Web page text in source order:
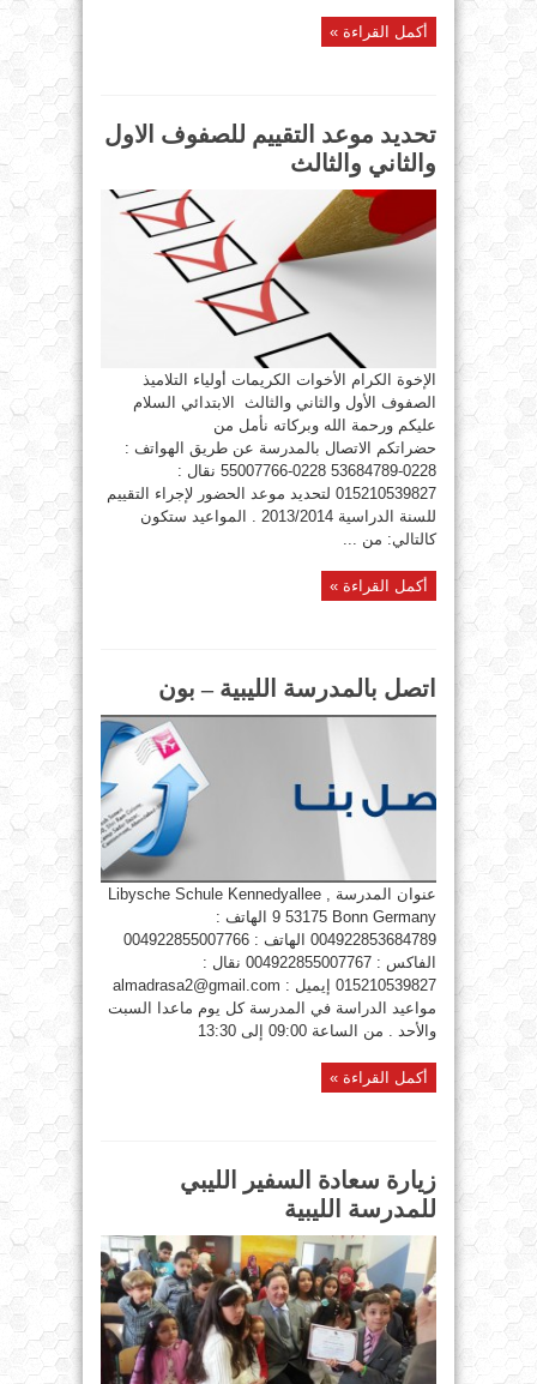
أكمل القراءة »
تحديد موعد التقييم للصفوف الاول
والثاني والثالث
الإخوة الكرام الأخوات الكريمات أولياء التلاميذ
الصفوف الأول والثاني والثالث الابتدائي السلام
عليكم ورحمة الله وبركاته نأمل من
حضراتكم الاتصال بالمدرسة عن طريق الهواتف :
0228-53684789 0228-55007766 نقال :
015210539827 لتحديد موعد الحضور لإجراء التقييم
للسنة الدراسية 2013/2014 . المواعيد ستكون
كالتالي: من ...
أكمل القراءة »
اتصل بالمدرسة الليبية – بون
عنوان المدرسة Libysche Schule Kennedyallee ,
9 53175 Bonn Germany الهاتف :
004922853684789 الهاتف : 004922855007766
الفاكس : 004922855007767 نقال :
015210539827 إيميل : almadrasa2@gmail.com
مواعيد الدراسة في المدرسة كل يوم ماعدا السبت
والأحد . من الساعة 09:00 إلى 13:30
أكمل القراءة »
زيارة سعادة السفير الليبي
للمدرسة الليبية